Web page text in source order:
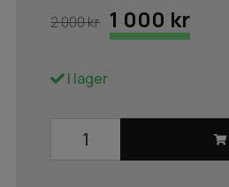
2 000 kr 1 000 kr
I lager